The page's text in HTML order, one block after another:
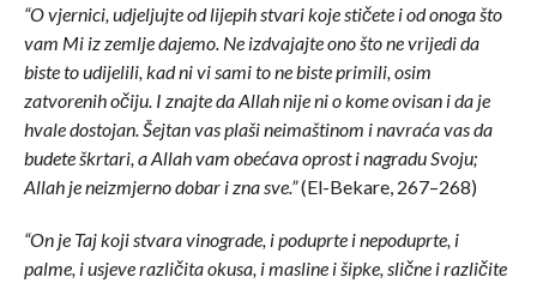
“O vjernici, udjeljujte od lijepih stvari koje stičete i od onoga što
vam Mi iz zemlje dajemo. Ne izdvajajte ono što ne vrijedi da
biste to udijelili, kad ni vi sami to ne biste primili, osim
zatvorenih očiju. I znajte da Allah nije ni o kome ovisan i da je
hvale dostojan. Šejtan vas plaši neimaštinom i navraća vas da
budete škrtari, a Allah vam obećava oprost i nagradu Svoju;
Allah je neizmjerno dobar i zna sve.”(El-Bekare, 267–268)
“On je Taj koji stvara vinograde, i poduprte i nepoduprte, i
palme, i usjeve različita okusa, i masline i šipke, slične i različite